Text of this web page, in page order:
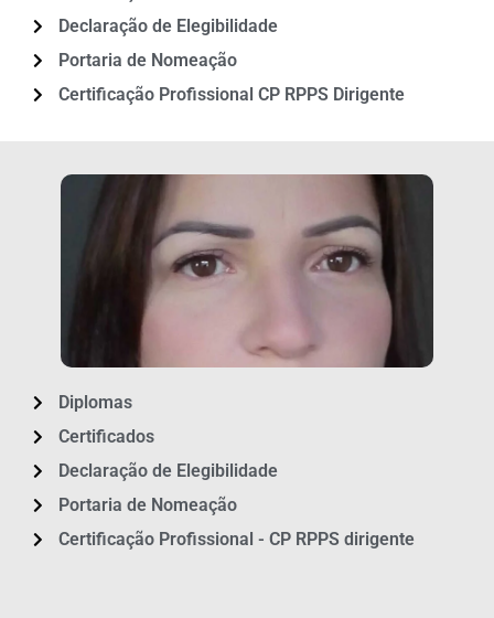
Declaração de Elegibilidade
Portaria de Nomeação
Certificação Profissional CP RPPS Dirigente
Diplomas
Certificados
Declaração de Elegibilidade
Portaria de Nomeação
Certificação Profissional - CP RPPS dirigente